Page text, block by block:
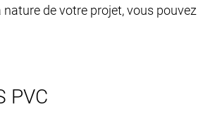
nature de votre projet, vous pouvez
PVC